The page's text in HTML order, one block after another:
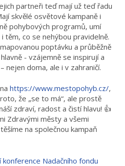
partneři teď mají už teď řadu
skvělé osvětové kampaně i
pohybových programů, umí
co se nehýbou pravidelně.
poptávku a průběžně
- vzájemně se inspirují a
nejen doma, ale i v zahraničí.
https://www.mestopohyb.cz/,
že „se to má“, ale prostě
zdraví, radost a čistí hlavu! 👍
Zdravými městy a všemi
na společnou kampaň
Nadačního fondu